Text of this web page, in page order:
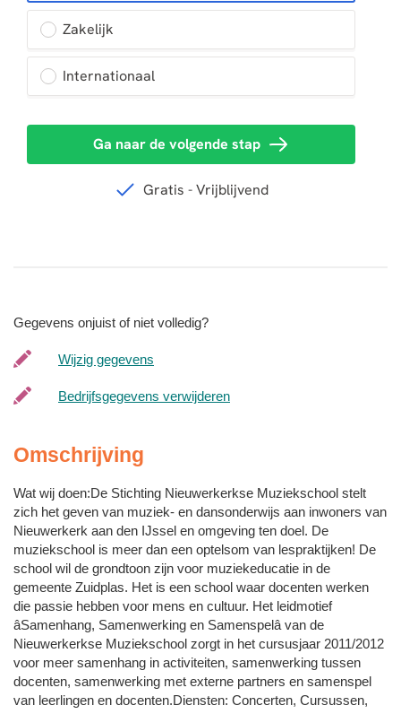
Gegevens onjuist of niet volledig?
Wijzig gegevens
Bedrijfsgegevens verwijderen
Omschrijving
Wat wij doen:De Stichting Nieuwerkerkse Muziekschool stelt
zich het geven van muziek- en dansonderwijs aan inwoners van
Nieuwerkerk aan den IJssel en omgeving ten doel. De
muziekschool is meer dan een optelsom van lespraktijken! De
school wil de grondtoon zijn voor muziekeducatie in de
gemeente Zuidplas. Het is een school waar docenten werken
die passie hebben voor mens en cultuur. Het leidmotief
âSamenhang, Samenwerking en Samenspelâ van de
Nieuwerkerkse Muziekschool zorgt in het cursusjaar 2011/2012
voor meer samenhang in activiteiten, samenwerking tussen
docenten, samenwerking met externe partners en samenspel
van leerlingen en docenten.Diensten: Concerten, Cursussen,